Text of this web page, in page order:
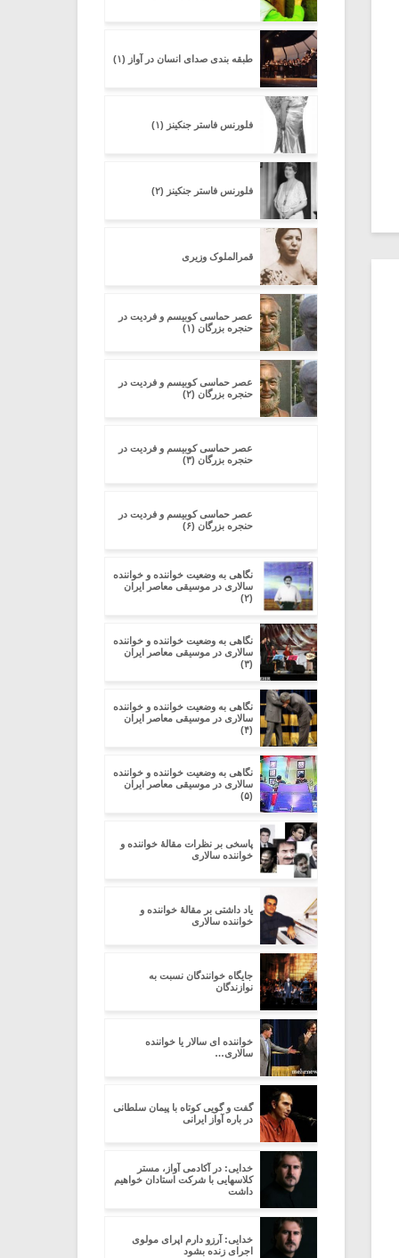
طبقه بندی صدای انسان در آواز (۱)
فلورنس فاستر جنکینز (۱)
فلورنس فاستر جنکینز (۲)
قمرالملوک وزیری
عصر حماسی کوبیسم و فردیت در
حنجره بزرگان (۱)
عصر حماسی کوبیسم و فردیت در
حنجره بزرگان (۲)
عصر حماسی کوبیسم و فردیت در
حنجره بزرگان (۳)
عصر حماسی کوبیسم و فردیت در
حنجره بزرگان (۶)
نگاهی به وضعیت خواننده و خواننده
سالاری در موسیقی معاصر ایران
(۲)
نگاهی به وضعیت خواننده و خواننده
سالاری در موسیقی معاصر ایران
(۳)
نگاهی به وضعیت خواننده و خواننده
سالاری در موسیقی معاصر ایران
(۴)
نگاهی به وضعیت خواننده و خواننده
سالاری در موسیقی معاصر ایران
(۵)
پاسخی بر نظرات مقالۀ خواننده و
خواننده سالاری
یاد داشتی بر مقالۀ خواننده و
خواننده سالاری
جایگاه خوانندگان نسبت به
نوازندگان
خواننده ای سالار یا خواننده
سالاری…
گفت و گویی کوتاه با پیمان سلطانی
در باره آواز ایرانی
خدایی: در آکادمی آواز، مستر
کلاسهایی با شرکت استادان خواهیم
داشت
خدایی: آرزو دارم اپرای مولوی
اجرای زنده بشود